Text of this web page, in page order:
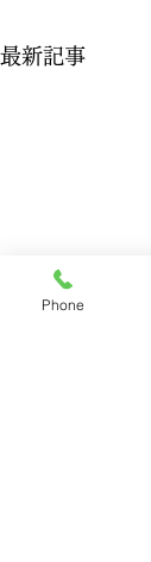
最新記事
Phone